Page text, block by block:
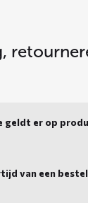
geldt er op
van een